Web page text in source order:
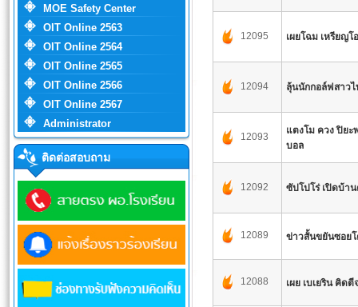
MOE Safety Center
OIT Online 2563
OIT Online 2564
OIT Online 2565
OIT Online 2566
OIT Online 2567
Administrator
ติดต่อสอบถาม
12095 เผยโฉม เหรียญ
12094 ลุ้นนักกอล์ฟสาว
12093
แตงโม ควง ปิยะ
บอล
12092 ซัปโปโร่ เปิดบ้าน
12089 ข่าวสั้นขยันซอย
12088 เผย เบเยริน คิด